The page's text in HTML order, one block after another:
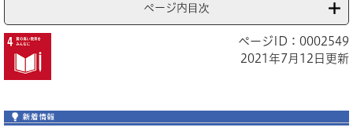
ページ内目次
ページID：0002549
2021年7月12日更新